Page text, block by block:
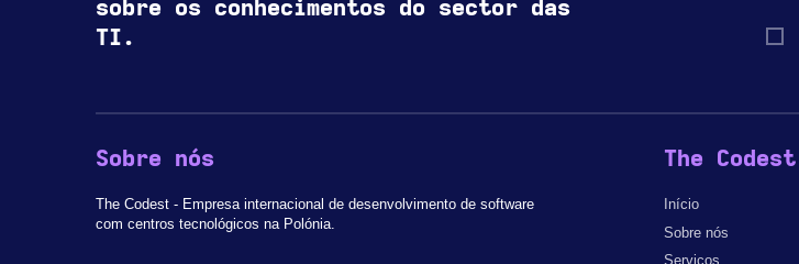
sobre os conhecimentos do sector das
TI.
Sobre nós
The Codest - Empresa internacional de desenvolvimento de software
com centros tecnológicos na Polónia.
The Codest
Início
Sobre nós
Serviços